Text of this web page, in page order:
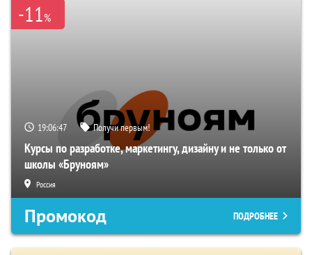
-11%
19:06:46 Получи первым!
Курсы по разработке, маркетингу, дизайну и не только от
школы «Бруноям»
Россия
Промокод ПОДРОБНЕЕ